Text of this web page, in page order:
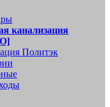
канализация
Политэк